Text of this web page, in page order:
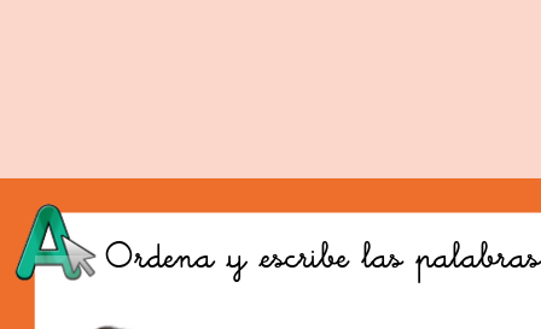
Ordena,y,escribe las